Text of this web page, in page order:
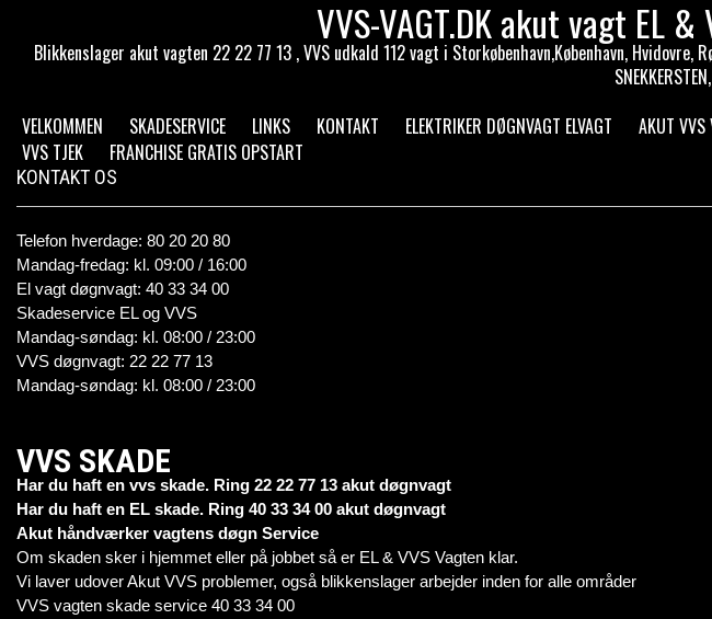
VVS-VAGT.DK akut vagt EL
Blikkenslager akut vagten 22 22 77 13 , VVS udkald 112 vagt i Storkøbenhavn,København, Hvidovre,
VELKOMMEN
SKADESERVICE LINKS KONTAKT ELEKTRIKER DØGNVAGT ELVAGT AKUT VVS
VVS TJEK
FRANCHISE GRATIS OPSTART
KONTAKT OS
Telefon hverdage: 80 20 20 80
Mandag-fredag: kl. 09:00 / 16:00
El vagt døgnvagt: 40 33 34 00
Skadeservice EL og VVS
Mandag-søndag: kl. 08:00 / 23:00
VVS døgnvagt: 22 22 77 13
Mandag-søndag: kl. 08:00 / 23:00
VVS SKADE
Har du haft en vvs skade. Ring 22 22 77 13 akut døgnvagt
Har du haft en EL skade. Ring 40 33 34 00 akut døgnvagt
Akut håndværker vagtens døgn Service
Om skaden sker i hjemmet eller på jobbet så er EL & VVS Vagten klar.
Vi laver udover Akut VVS problemer, også blikkenslager arbejder inden for alle områder
VVS vagten skade service 40 33 34 00